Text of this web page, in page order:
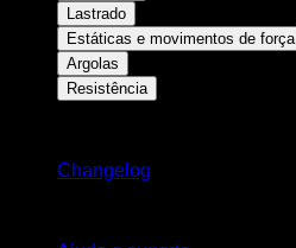
Lastrado
Estáticas e movimentos de força
Argolas
Resistência
Changelog